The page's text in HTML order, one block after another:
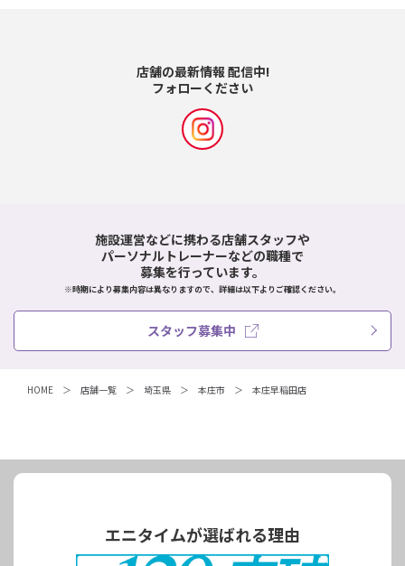
店舗の最新情報 配信中!
フォローください
施設運営などに携わる店舗スタッフや
パーソナルトレーナーなどの職種で
募集を行っています。
※時期により募集内容は異なりますので、詳細は以下よりご確認ください。
スタッフ募集中
HOME 店舗一覧 埼玉県 本庄市 本庄早稲田店
エニタイムが選ばれる理由